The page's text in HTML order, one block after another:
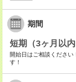
期間
短期（3ヶ月以内
開始日はご相談くださ
す！